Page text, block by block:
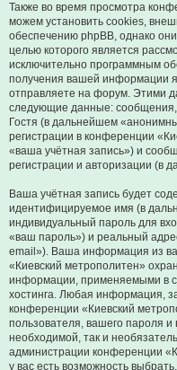
Также во время просмотра
можем установить cookies,
обеспечению phpBB, однако
целью которого является
исключительно программным
получения вашей информации
отправляете на форум. Этими
следующие данные:
Гостя (в дальнейшем
регистрации в конференции
«ваша учётная запись») и
регистрации и авторизации (в
Ваша учётная запись будет
идентифицируемое имя (в
индивидуальный пароль для
«ваш пароль») и реальный
email»). Ваша информация из
«Киевский метрополитен»
информации, применяемыми в
хостинга. Любая информация,
конференции «Киевский
пользователя, вашего пароля
необходимой, так и
администрации конференции
у вас есть возможность